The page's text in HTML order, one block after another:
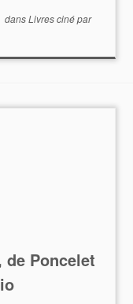
dansLivres cinépar
de Poncelet